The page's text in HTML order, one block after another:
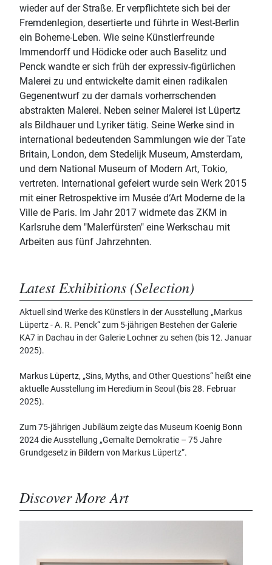
wieder auf der Straße. Er verpflichtete sich bei der
Fremdenlegion, desertierte und führte in West-Berlin
ein Boheme-Leben. Wie seine Künstlerfreunde
Immendorff und Hödicke oder auch Baselitz und
Penck wandte er sich früh der expressiv-figürlichen
Malerei zu und entwickelte damit einen radikalen
Gegenentwurf zu der damals vorherrschenden
abstrakten Malerei. Neben seiner Malerei ist Lüpertz
als Bildhauer und Lyriker tätig. Seine Werke sind in
international bedeutenden Sammlungen wie der Tate
Britain, London, dem Stedelijk Museum, Amsterdam,
und dem National Museum of Modern Art, Tokio,
vertreten. International gefeiert wurde sein Werk 2015
mit einer Retrospektive im Musée d‘Art Moderne de la
Ville de Paris. Im Jahr 2017 widmete das ZKM in
Karlsruhe dem "Malerfürsten" eine Werkschau mit
Arbeiten aus fünf Jahrzehnten.
Latest Exhibitions (Selection)
Aktuell sind Werke des Künstlers in der Ausstellung „Markus
Lüpertz - A. R. Penck“ zum 5-jährigen Bestehen der Galerie
KA7 in Dachau in der Galerie Lochner zu sehen (bis 12. Januar
2025).
Markus Lüpertz, „Sins, Myths, and Other Questions“ heißt eine
aktuelle Ausstellung im Heredium in Seoul (bis 28. Februar
2025).
Zum 75-jährigen Jubiläum zeigte das Museum Koenig Bonn
2024 die Ausstellung „Gemalte Demokratie – 75 Jahre
Grundgesetz in Bildern von Markus Lüpertz“.
Discover More Art